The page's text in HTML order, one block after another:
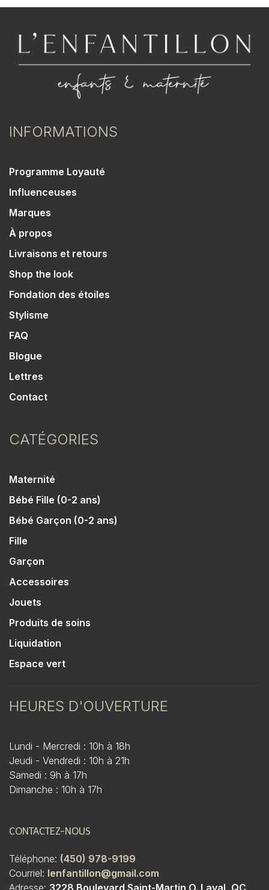
INFORMATIONS
Programme Loyauté
Influenceuses
Marques
À propos
Livraisons et retours
Shop the look
Fondation des étoiles
Stylisme
FAQ
Blogue
Lettres
Contact
CATÉGORIES
Maternité
Bébé Fille (0-2 ans)
Bébé Garçon (0-2 ans)
Fille
Garçon
Accessoires
Jouets
Produits de soins
Liquidation
Espace vert
HEURES D'OUVERTURE
Lundi - Mercredi : 10h à 18h
Jeudi - Vendredi : 10h à 21h
Samedi : 9h à 17h
Dimanche : 10h à 17h
CONTACTEZ-NOUS
Téléphone: (450) 978-9199
Courriel: lenfantillon@gmail.com